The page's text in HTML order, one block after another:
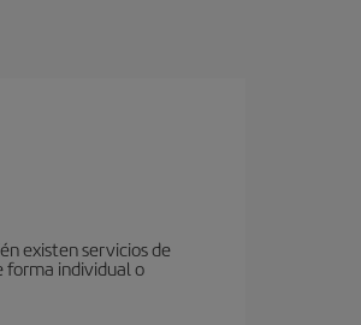
existen servicios de
forma individual o